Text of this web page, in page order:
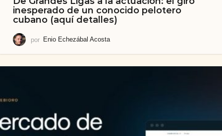
inesperado de un conocido pelotero
cubano (aquí detalles)
por Enio Echezábal Acosta